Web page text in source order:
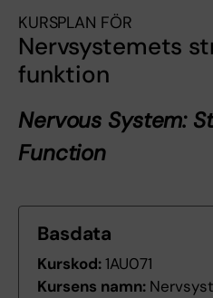
KURSPLAN FÖR
Nervsystemets
funktion
Nervous System:
Function
Basdata
Kurskod:1AU071
Kursens namn: